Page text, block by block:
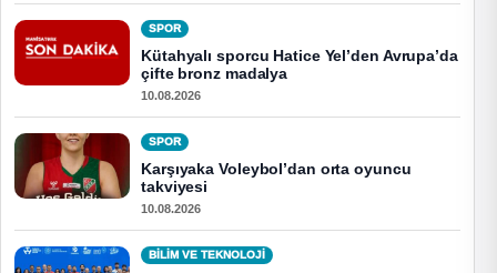
SPOR
Kütahyalı sporcu Hatice Yel’den Avrupa’da
çifte bronz madalya
10.08.2026
SPOR
Karşıyaka Voleybol’dan orta oyuncu
takviyesi
10.08.2026
BİLİM VE TEKNOLOJİ